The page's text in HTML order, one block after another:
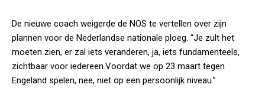
De nieuwe coach weigerde de NOS te vertellen over zijn
plannen voor de Nederlandse nationale ploeg. “Je zult het
moeten zien, er zal iets veranderen, ja, iets fundamenteels,
zichtbaar voor iedereen.Voordat we op 23 maart tegen
Engeland spelen, nee, niet op een persoonlijk niveau.”